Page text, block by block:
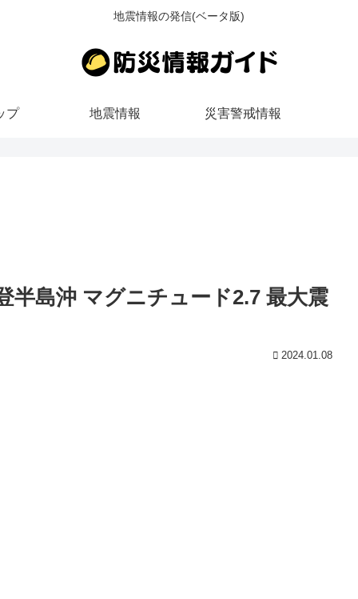
地震情報の発信(ベータ版)
プ 地震情報 災害警戒情報
半島沖 マグニチュード2.7 最大震
2024.01.08